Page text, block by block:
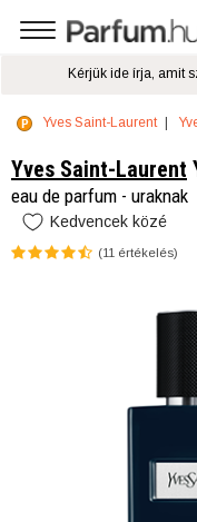
Yves Saint-Laurent
Yves Saint-Laurent
eau de parfum - uraknak
Kedvencek közé
(11 értékelés)